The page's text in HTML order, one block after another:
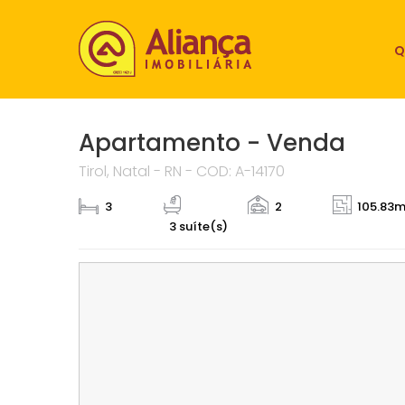
Apartamento - Venda
Tirol, Natal - RN - COD: A-14170
3
3 suíte(s)
2